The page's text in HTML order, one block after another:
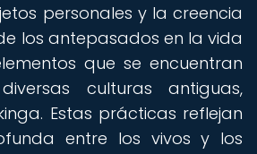
personales y la creencia
los antepasados en la vida
que se encuentran
culturas antiguas,
Estas prácticas reflejan
entre los vivos y los